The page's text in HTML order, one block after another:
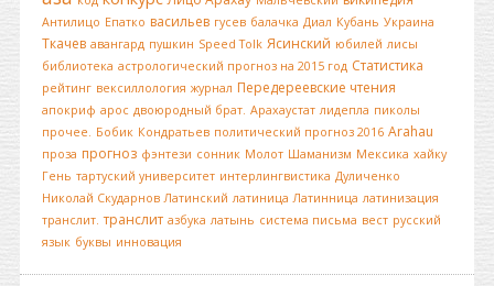
Антилицо Епатко васильев гусев балачка Диал Кубань Украина
Ткачев авангард пушкин Speed Tolk Ясинский юбилей лисы
библиотека астрологический прогноз на 2015 год Статистика
рейтинг вексиллология журнал Передереевские чтения
апокриф арос двоюродный брат. Арахаустат лидепла пиколы
прочее. Бобик Кондратьев политический прогноз 2016 Arahau
проза прогноз фэнтези сонник Молот Шаманизм Мексика хайку
Гень тартуский университет интерлингвистика Дуличенко
Николай Скударнов Латинский латиница Латинница латинизация
транслит. транслит азбука латынь система письма вест русский
язык буквы инновация